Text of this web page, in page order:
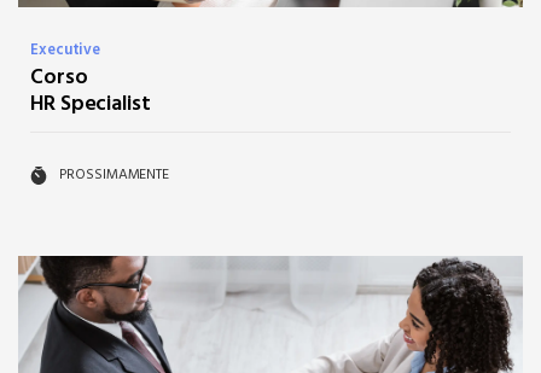
Executive
Corso
HR Specialist
PROSSIMAMENTE